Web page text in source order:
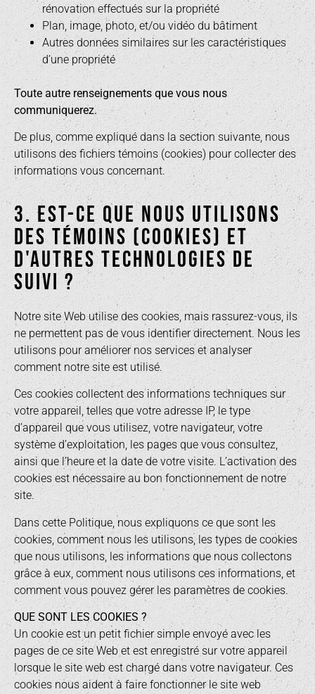
rénovation effectués sur la propriété
Plan, image, photo, et/ou vidéo du bâtiment
Autres données similaires sur les caractéristiques
d’une propriété
Toute autre renseignements que vous nous
communiquerez.
De plus, comme expliqué dans la section suivante, nous
utilisons des fichiers témoins (cookies) pour collecter des
informations vous concernant.
3. EST-CE QUE NOUS UTILISONS
DES TÉMOINS (COOKIES) ET
D'AUTRES TECHNOLOGIES DE
SUIVI ?
Notre site Web utilise des cookies, mais rassurez-vous, ils
ne permettent pas de vous identifier directement. Nous les
utilisons pour améliorer nos services et analyser
comment notre site est utilisé.
Ces cookies collectent des informations techniques sur
votre appareil, telles que votre adresse IP, le type
d’appareil que vous utilisez, votre navigateur, votre
système d’exploitation, les pages que vous consultez,
ainsi que l’heure et la date de votre visite. L’activation des
cookies est nécessaire au bon fonctionnement de notre
site.
Dans cette Politique, nous expliquons ce que sont les
cookies, comment nous les utilisons, les types de cookies
que nous utilisons, les informations que nous collectons
grâce à eux, comment nous utilisons ces informations, et
comment vous pouvez gérer les paramètres de cookies.
QUE SONT LES COOKIES ?
Un cookie est un petit fichier simple envoyé avec les
pages de ce site Web et est enregistré sur votre appareil
lorsque le site web est chargé dans votre navigateur. Ces
cookies nous aident à faire fonctionner le site web